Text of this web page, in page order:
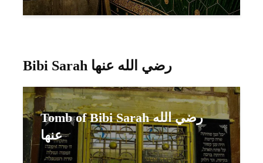
Bibi Sarah رضي الله عنها
Tomb of Bibi Sarah رضي الله
عنها